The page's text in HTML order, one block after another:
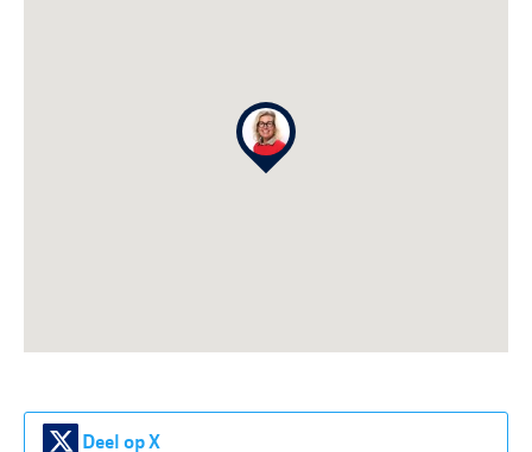
Deel op X